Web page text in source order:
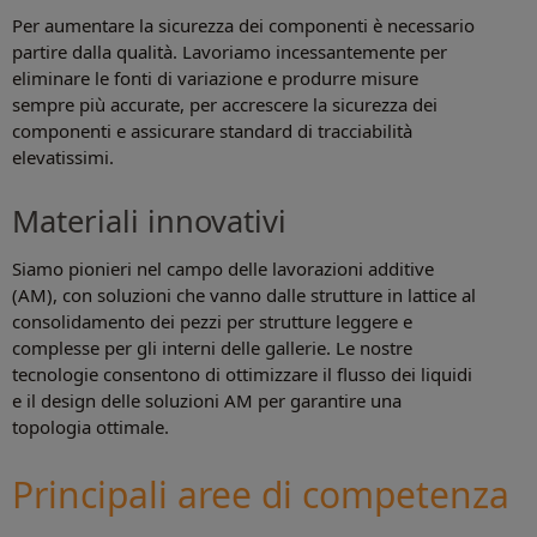
Per aumentare la sicurezza dei componenti è necessario
partire dalla qualità. Lavoriamo incessantemente per
eliminare le fonti di variazione e produrre misure
sempre più accurate, per accrescere la sicurezza dei
componenti e assicurare standard di tracciabilità
elevatissimi.
Materiali innovativi
Siamo pionieri nel campo delle lavorazioni additive
(AM), con soluzioni che vanno dalle strutture in lattice al
consolidamento dei pezzi per strutture leggere e
complesse per gli interni delle gallerie. Le nostre
tecnologie consentono di ottimizzare il flusso dei liquidi
e il design delle soluzioni AM per garantire una
topologia ottimale.
Principali aree di competenza